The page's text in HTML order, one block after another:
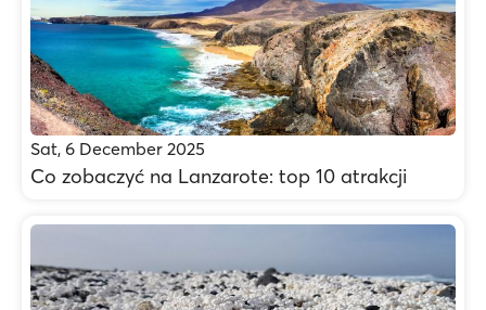
Sat, 6 December 2025
Co zobaczyć na Lanzarote: top 10 atrakcji